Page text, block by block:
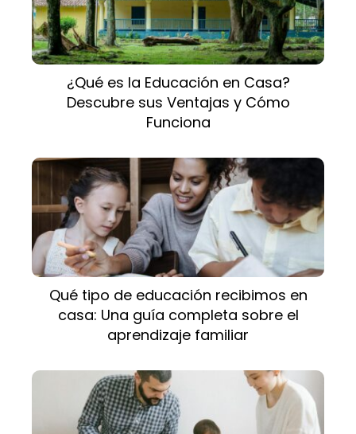
¿Qué es la Educación en Casa?
Descubre sus Ventajas y Cómo
Funciona
Qué tipo de educación recibimos en
casa: Una guía completa sobre el
aprendizaje familiar